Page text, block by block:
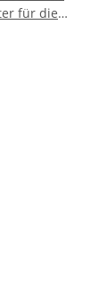
für die